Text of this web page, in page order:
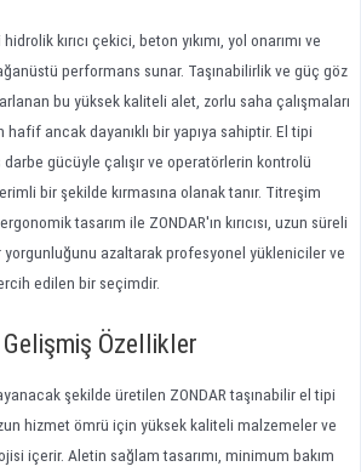
kırıcı çekici, beton yıkımı, yol onarımı ve
performans sunar. Taşınabilirlik ve güç göz
bu yüksek kaliteli alet, zorlu saha çalışmaları
hafif ancak dayanıklı bir yapıya sahiptir. El tipi
darbe gücüyle çalışır ve operatörlerin kontrolü
bir şekilde kırmasına olanak tanır. Titreşim
tasarım ile ZONDAR'ın kırıcısı, uzun süreli
yorgunluğunu azaltarak profesyonel yükleniciler ve
edilen bir seçimdir.
Gelişmiş Özellikler
şekilde üretilen ZONDAR taşınabilir el tipi
hizmet ömrü için yüksek kaliteli malzemeler ve
içerir. Aletin sağlam tasarımı, minimum bakım